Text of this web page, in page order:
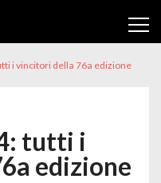
i vincitori della 76a edizione
tutti i
edizione